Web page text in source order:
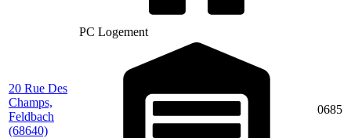
PC Logement
20 Rue Des
Champs,
Feldbach
(68640)
0685